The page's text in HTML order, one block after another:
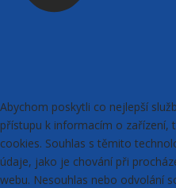
Abychom poskytli co nejlepší
přístupu k informacím o zařízení,
cookies. Souhlas s těmito
údaje, jako je chování při
webu. Nesouhlas nebo odvolání